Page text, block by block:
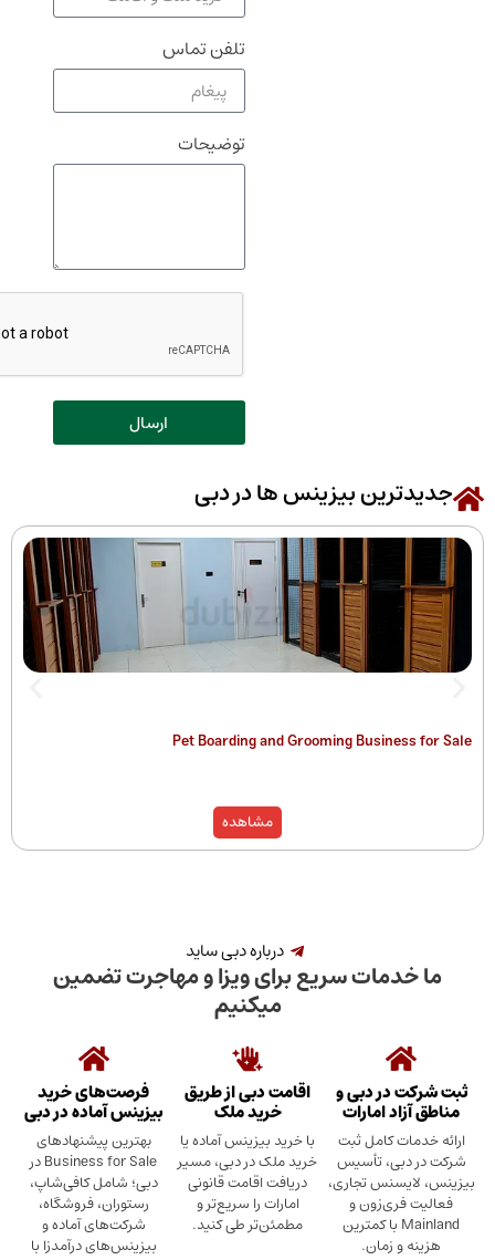
بیزینس ها در دبی
Pet Boarding and Grooming
درباره دبی ساید
سریع برای ویزا و مهاجرت تضمین
در دبی و
امارات
کامل ثبت
تأسیس
تجاری،
و
Mainland با کمترین
اقامت دبی از طریق
خرید ملک
با خرید بیزینس آماده یا
خرید ملک در دبی، مسیر
دریافت اقامت قانونی
امارات را سریع‌تر و
مطمئن‌تر طی کنید.
فرصت‌های خرید
بیزینس آماده در دبی
بهترین پیشنهادهای
Business for Sale در
دبی؛ شامل کافی‌شاپ،
رستوران، فروشگاه،
شرکت‌های آماده و
بیزینس‌های درآمدزا با